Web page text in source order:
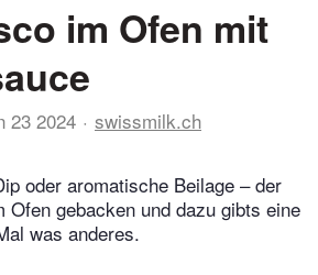
im Ofen mit
23 2024 swissmilk.ch
oder aromatische Beilage – der
Ofen gebacken und dazu gibts eine
was anderes.